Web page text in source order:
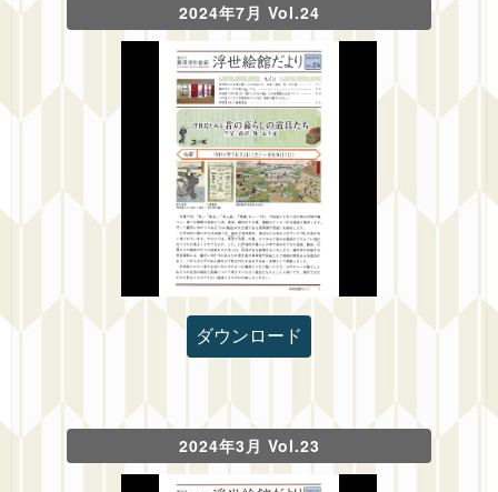
2024年7月 Vol.24
ダウンロード
2024年3月 Vol.23